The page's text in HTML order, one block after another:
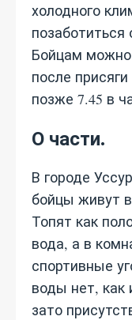
холодного
Бойцам можно
после
позже 7.45 в
О части.
В городе
бойцы живут
Топят как
вода, а в
спортивные
воды нет, как
зато